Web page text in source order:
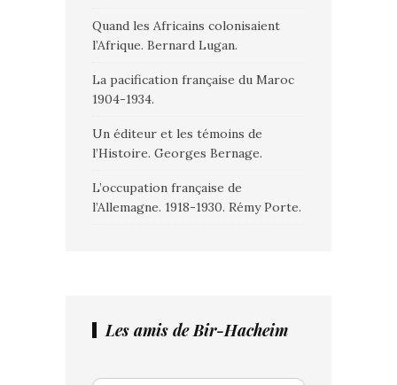
Quand les Africains colonisaient
l’Afrique. Bernard Lugan.
La pacification française du Maroc
1904-1934.
Un éditeur et les témoins de
l’Histoire. Georges Bernage.
L’occupation française de
l’Allemagne. 1918-1930. Rémy Porte.
Les amis de Bir-Hacheim